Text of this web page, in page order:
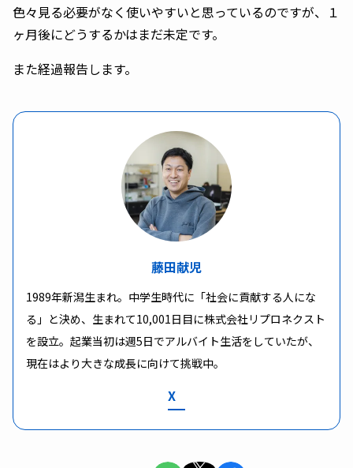
色々見る必要がなく使いやすいと思っているのですが、１
ヶ月後にどうするかはまだ未定です。
また経過報告します。
藤田献児
1989年新潟生まれ。中学生時代に「社会に貢献する人にな
る」と決め、生まれて10,001日目に株式会社リプロネクスト
を設立。起業当初は週5日でアルバイト生活をしていたが、
現在はより大きな成長に向けて挑戦中。
X